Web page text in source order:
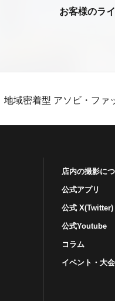
お客様のラ
地域密着型 アソビ・ファ
店内の撮影に
公式アプリ
公式 X(Twitter)
公式Youtube
コラム
イベント・⼤